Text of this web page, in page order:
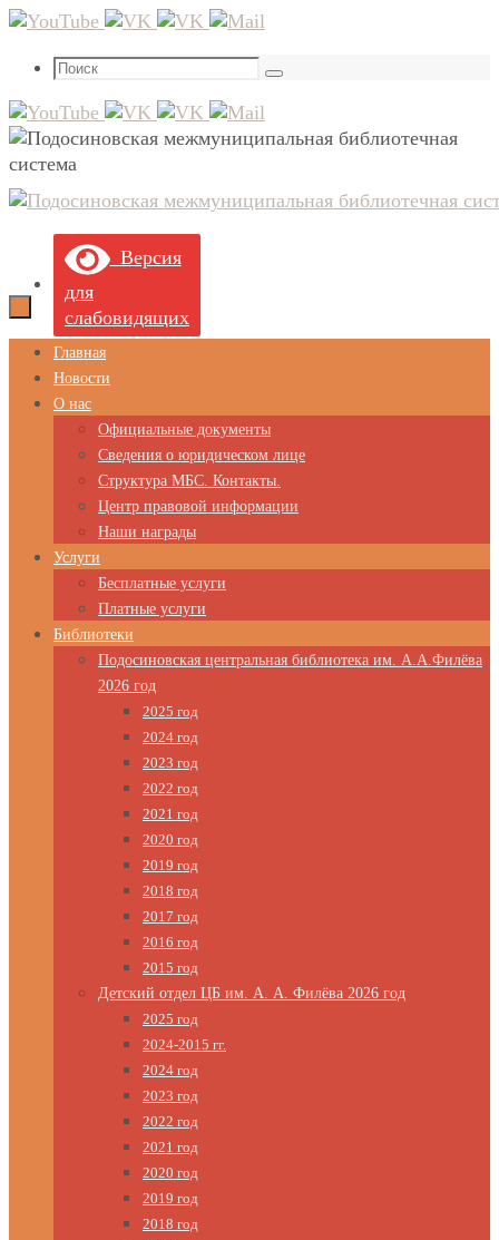
Перейти
содержимому
Что
Поиск
Версия
для
слабовидящих
Перейти
содержимому
Главная
Новости
О нас
Официальные документы
Сведения о юридическом лице
Структура МБС. Контакты.
Центр правовой информации
Наши награды
Услуги
Бесплатные услуги
Платные услуги
Библиотеки
Подосиновская центральная библиотека им. А.А.Филёва
2026 год
2025 год
2024 год
2023 год
2022 год
2021 год
2020 год
2019 год
2018 год
2017 год
2016 год
2015 год
Детский отдел ЦБ им. А. А. Филёва 2026 год
2025 год
2024-2015 гг.
2024 год
2023 год
2022 год
2021 год
2020 год
2019 год
2018 год